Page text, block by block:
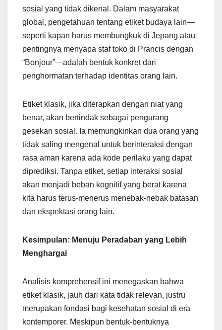
sosial yang tidak dikenal. Dalam masyarakat
global, pengetahuan tentang etiket budaya lain—
seperti kapan harus membungkuk di Jepang atau
pentingnya menyapa staf toko di Prancis dengan
“Bonjour”—adalah bentuk konkret dari
penghormatan terhadap identitas orang lain.
Etiket klasik, jika diterapkan dengan niat yang
benar, akan bertindak sebagai pengurang
gesekan sosial. Ia memungkinkan dua orang yang
tidak saling mengenal untuk berinteraksi dengan
rasa aman karena ada kode perilaku yang dapat
diprediksi. Tanpa etiket, setiap interaksi sosial
akan menjadi beban kognitif yang berat karena
kita harus terus-menerus menebak-nebak batasan
dan ekspektasi orang lain.
Kesimpulan: Menuju Peradaban yang Lebih
Menghargai
Analisis komprehensif ini menegaskan bahwa
etiket klasik, jauh dari kata tidak relevan, justru
merupakan fondasi bagi kesehatan sosial di era
kontemporer. Meskipun bentuk-bentuknya